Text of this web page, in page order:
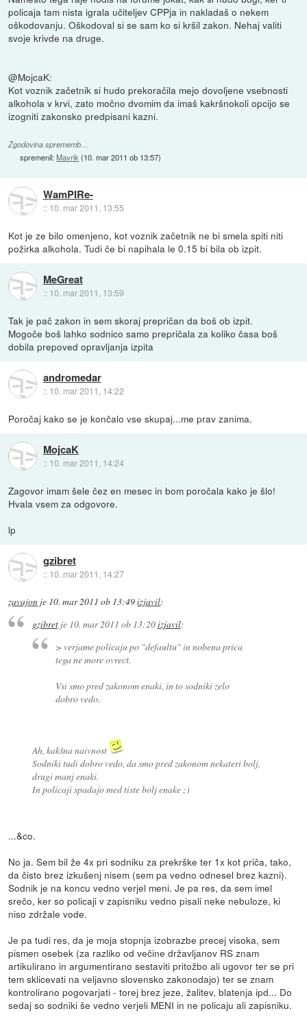
policaja tam nista igrala učiteljev CPPja in nakladaš o nekem
oškodovanju. Oškodoval si se sam ko si kršil zakon. Nehaj valiti
svoje krivde na druge.
@MojcaK:
Kot voznik začetnik si hudo prekoračila mejo dovoljene vsebnosti
alkohola v krvi, zato močno dvomim da imaš kakršnokoli opcijo se
izogniti zakonsko predpisani kazni.
Zgodovina sprememb…
spremenil:Mavrik (10. mar 2011 ob 13:57)
WamPIRe-
:: 10. mar 2011, 13:55
Kot je ze bilo omenjeno, kot voznik začetnik ne bi smela spiti niti
požirka alkohola. Tudi če bi napihala le 0.15 bi bila ob izpit.
MeGreat
:: 10. mar 2011, 13:59
Tak je pač zakon in sem skoraj prepričan da boš ob izpit.
Mogoče boš lahko sodnico samo prepričala za koliko časa boš
dobila prepoved opravljanja izpita
andromedar
:: 10. mar 2011, 14:22
Poročaj kako se je končalo vse skupaj...me prav zanima.
MojcaK
:: 10. mar 2011, 14:24
Zagovor imam šele čez en mesec in bom poročala kako je šlo!
Hvala vsem za odgovore.
lp
gzibret
:: 10. mar 2011, 14:27
zavajon je 10. mar 2011 ob 13:49izjavil:
gzibretje 10. mar 2011 ob 13:20izjavil:
> verjame policaju po "defaultu" in nobena prica
tega ne more ovrect.
Vsi smo pred zakonom enaki, in to sodniki zelo
dobro vedo.
Ah, kakšna naivnost
Sodniki tudi dobro vedo, da smo pred zakonom nekateri bolj,
drugi manj enaki.
In policaji spadajo med tiste bolj enake ;)
...&co.
No ja. Sem bil že 4x pri sodniku za prekrške ter 1x kot priča, tako,
da čisto brez izkušenj nisem (sem pa vedno odnesel brez kazni).
Sodnik je na koncu vedno verjel meni. Je pa res, da sem imel
srečo, ker so policaji v zapisniku vedno pisali neke nebuloze, ki
niso zdržale vode.
Je pa tudi res, da je moja stopnja izobrazbe precej visoka, sem
pismen osebek (za razliko od večine državljanov RS znam
artikulirano in argumentirano sestaviti pritožbo ali ugovor ter se pri
tem sklicevati na veljavno slovensko zakonodajo) ter se znam
kontrolirano pogovarjati - torej brez jeze, žalitev, blatenja ipd... Do
sedaj so sodniki še vedno verjeli MENI in ne policaju ali zapisniku.